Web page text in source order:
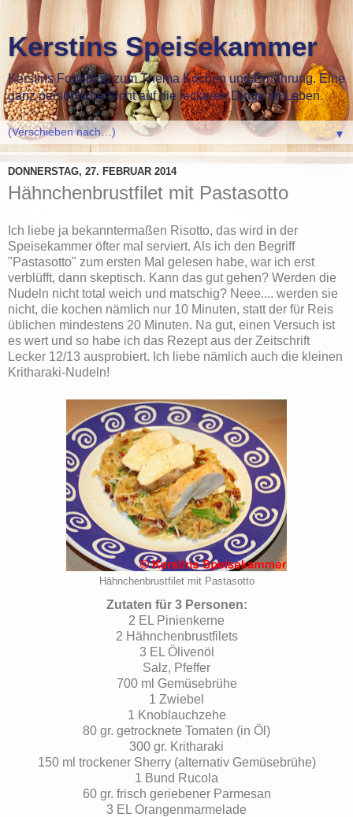
Kerstins Speisekammer
Kerstins Foodblog zum Thema Kochen und Ernährung. Eine
ganz persönliche Sicht auf die leckeren Dinge im Leben.
▼
DONNERSTAG, 27. FEBRUAR 2014
Hähnchenbrustfilet mit Pastasotto
Ich liebe ja bekanntermaßen Risotto, das wird in der
Speisekammer öfter mal serviert. Als ich den Begriff
"Pastasotto" zum ersten Mal gelesen habe, war ich erst
verblüfft, dann skeptisch. Kann das gut gehen? Werden die
Nudeln nicht total weich und matschig? Neee.... werden sie
nicht, die kochen nämlich nur 10 Minuten, statt der für Reis
üblichen mindestens 20 Minuten. Na gut, einen Versuch ist
es wert und so habe ich das Rezept aus der Zeitschrift
Lecker 12/13 ausprobiert. Ich liebe nämlich auch die kleinen
Kritharaki-Nudeln!
Hähnchenbrustfilet mit Pastasotto
Zutaten für 3 Personen:
2 EL Pinienkerne
2 Hähnchenbrustfilets
3 EL Ölivenöl
Salz, Pfeffer
700 ml Gemüsebrühe
1 Zwiebel
1 Knoblauchzehe
80 gr. getrocknete Tomaten (in Öl)
300 gr. Kritharaki
150 ml trockener Sherry (alternativ Gemüsebrühe)
1 Bund Rucola
60 gr. frisch geriebener Parmesan
3 EL Orangenmarmelade